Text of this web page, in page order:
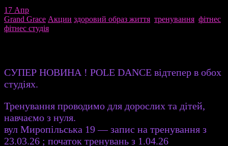
17 Апр
Grand Grace Акции здоровий образ життя тренування фітнес
фітнес студія
СУПЕР НОВИНА ! POLE DANCE відтепер в обох
студіях.
Тренування проводимо для дорослих та дітей,
навчаємо з нуля.
вул Миропільська 19 — запис на тренування з
23.03.26 ; початок тренувань з 1.04.26